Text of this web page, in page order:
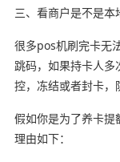
三、看商户是不是本
很多pos机刷完卡无
跳码，如果持卡人
控，冻结或者封卡，
假如你是为了养卡提
理由如下：